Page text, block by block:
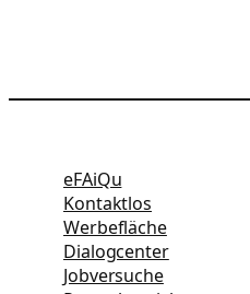
eFAiQu
Kontaktlos
Werbefläche
Dialogcenter
Jobversuche